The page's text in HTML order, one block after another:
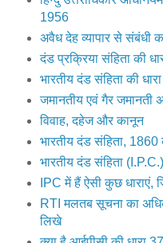
भारतीय दंड संहिता (I.P.C.)
IPC में हैं ऐसी कुछ धाराएं,
RTI मलतब सूचना का
लिखे
क्‍या है आईपीसी की धारा
भारतीय दंड संहिता के
भारतीय दंड संहिता की
अपराध एवं सजा
विवाह संबंधी अपराधों के
अंतर्गगत दंड प्रविधान
दहेज एवं दहेज हत्या पर